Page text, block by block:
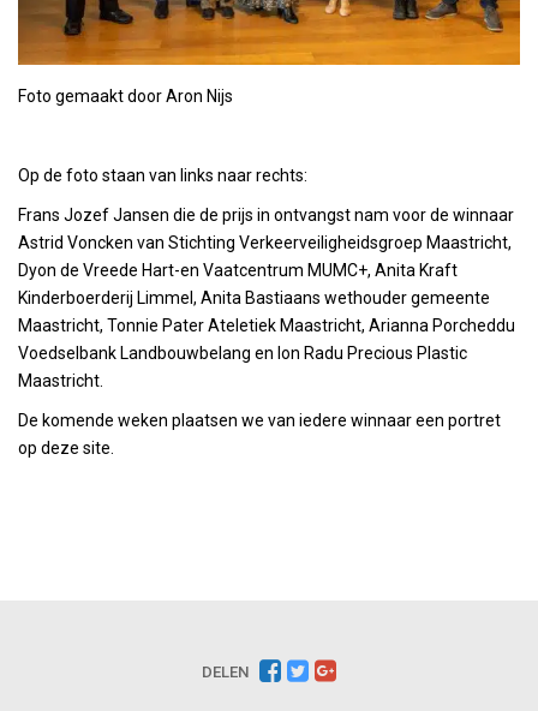
Foto gemaakt door Aron Nijs
Op de foto staan van links naar rechts:
Frans Jozef Jansen die de prijs in ontvangst nam voor de winnaar
Astrid Voncken van Stichting Verkeerveiligheidsgroep Maastricht,
Dyon de Vreede Hart-en Vaatcentrum MUMC+, Anita Kraft
Kinderboerderij Limmel, Anita Bastiaans wethouder gemeente
Maastricht, Tonnie Pater Ateletiek Maastricht, Arianna Porcheddu
Voedselbank Landbouwbelang en Ion Radu Precious Plastic
Maastricht.
De komende weken plaatsen we van iedere winnaar een portret
op deze site.
DELEN